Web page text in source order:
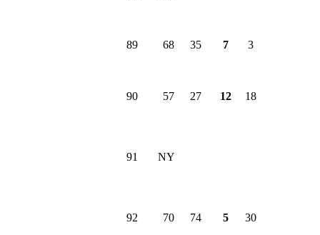
89 68 35 7 3
90 57 27 12 18
91 NY
92 70 74 5 30